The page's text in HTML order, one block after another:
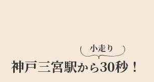
神戸三宮駅から30秒！